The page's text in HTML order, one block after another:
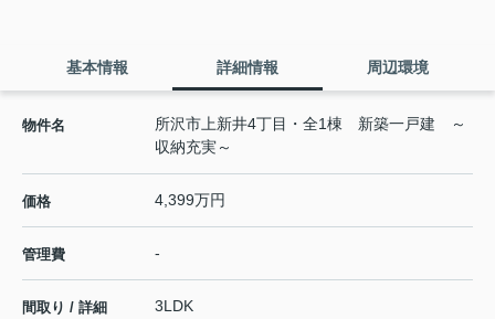
基本情報 詳細情報 周辺環境
物件名
所沢市上新井4丁目・全1棟 新築一戸建 ～
収納充実～
価格 4,399万円
管理費 -
間取り / 詳細
3LDK